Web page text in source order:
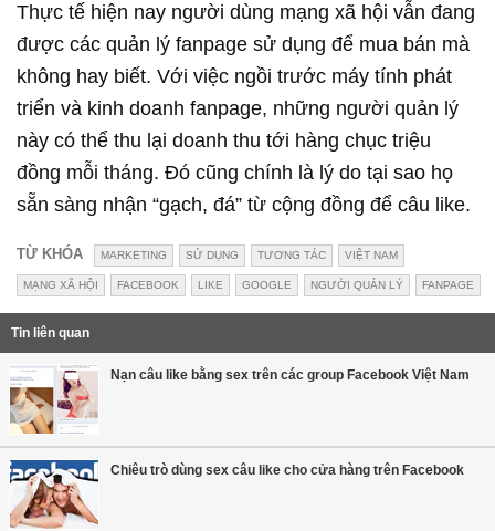
Thực tế hiện nay người dùng mạng xã hội vẫn đang
được các quản lý fanpage sử dụng để mua bán mà
không hay biết. Với việc ngồi trước máy tính phát
triển và kinh doanh fanpage, những người quản lý
này có thể thu lại doanh thu tới hàng chục triệu
đồng mỗi tháng. Đó cũng chính là lý do tại sao họ
sẵn sàng nhận “gạch, đá” từ cộng đồng để câu like.
TỪ KHÓA MARKETING SỬ DỤNG TƯƠNG TÁC VIỆT NAM
MẠNG XÃ HỘI FACEBOOK LIKE GOOGLE NGƯỜI QUẢN LÝ FANPAGE
Tin liên quan
Nạn câu like bằng sex trên các group Facebook Việt Nam
Chiêu trò dùng sex câu like cho cửa hàng trên Facebook